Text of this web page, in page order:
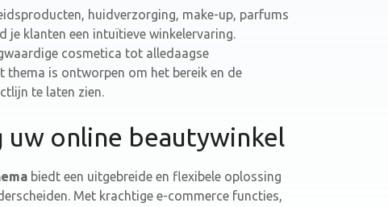
huidverzorging, make-up, parfums
je klanten een intuïtieve winkelervaring.
cosmetica tot alledaagse
is ontworpen om het bereik en de
te laten zien.
uw online beautywinkel
biedt een uitgebreide en flexibele oplossing
Met krachtige e-commerce functies,